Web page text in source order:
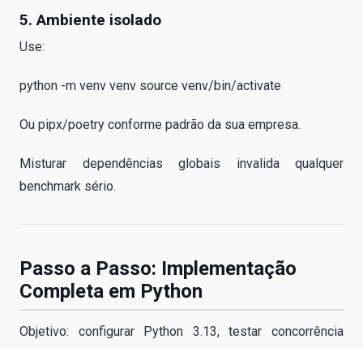
5. Ambiente isolado
Use:
python -m venv venv source venv/bin/activate
Ou pipx/poetry conforme padrão da sua empresa.
Misturar dependências globais invalida qualquer
benchmark sério.
Passo a Passo: Implementação
Completa em Python
Objetivo: configurar Python 3.13, testar concorrência